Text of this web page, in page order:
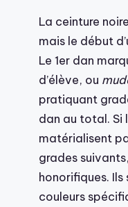
La ceinture
mais le début
Le 1er dan
d’élève, ou
pratiquant
dan au total. Si
matérialisent
grades
honorifiques.
couleurs